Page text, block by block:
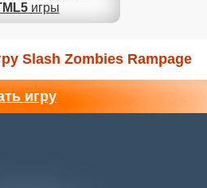
игры
Slash Zombies Rampage
игру